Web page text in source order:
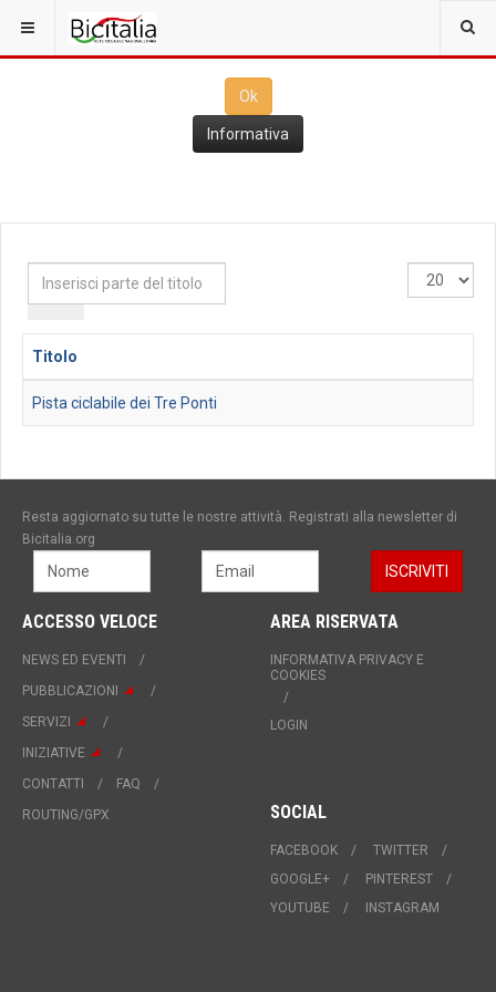
Questo sito utilizza i
Ok
Ok
Informativa
Inserisci
parte
titolo
Visualizza
n.
Titolo
Pista ciclabile dei Tre Ponti
Resta aggiornato su tutte le nostre attività. Registrati alla newsletter di
Bicitalia.org
ACCESSO VELOCE
NEWS ED EVENTI
PUBBLICAZIONI
SERVIZI
INIZIATIVE
CONTATTI
FAQ
ROUTING/GPX
AREA RISERVATA
INFORMATIVA PRIVACY E
COOKIES
LOGIN
SOCIAL
FACEBOOK
TWITTER
GOOGLE+
PINTEREST
YOUTUBE
INSTAGRAM